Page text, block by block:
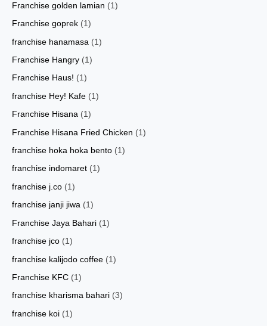
Franchise golden lamian (1)
Franchise goprek (1)
franchise hanamasa (1)
Franchise Hangry (1)
Franchise Haus! (1)
franchise Hey! Kafe (1)
Franchise Hisana (1)
Franchise Hisana Fried Chicken (1)
franchise hoka hoka bento (1)
franchise indomaret (1)
franchise j.co (1)
franchise janji jiwa (1)
Franchise Jaya Bahari (1)
franchise jco (1)
franchise kalijodo coffee (1)
Franchise KFC (1)
franchise kharisma bahari (3)
franchise koi (1)